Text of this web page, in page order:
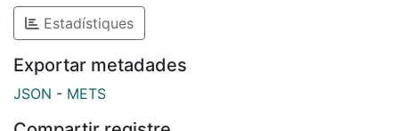
Estadístiques
Exportar metadades
JSON - METS